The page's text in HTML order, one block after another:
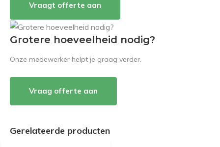
Vraagt offerte aan
Grotere hoeveelheid nodig?
Onze medewerker helpt je graag verder.
Vraag offerte aan
Gerelateerde producten